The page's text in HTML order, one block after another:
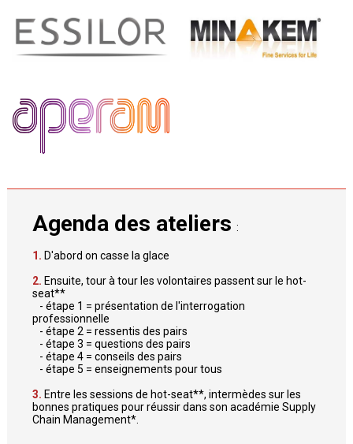
Agenda des ateliers :
1. D'abord on casse la glace
2. Ensuite, tour à tour les volontaires passent sur le hot-
seat**
​ - étape 1 = présentation de l'interrogation
professionnelle
- étape 2 = ressentis des pairs
- étape 3 = questions des pairs
​ - étape 4 = conseils des pairs
- étape 5 = enseignements pour tous
3. Entre les sessions de hot-seat**, intermèdes sur les
bonnes pratiques pour réussir dans son académie Supply
Chain Management*.